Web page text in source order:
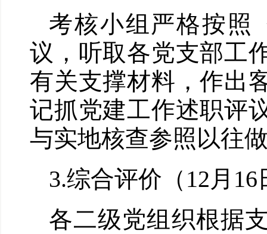
考核小组严格按照
议，听取各党支部工
有关支撑材料，作出
记抓党建工作述职评
与实地核查参照以往
3.综合评价（12月
各二级党组织根据